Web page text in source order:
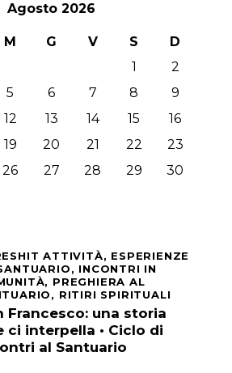
Agosto 2026
M G V S
D
1
2
5 6 7 8
9
12 13 14 15
16
19 20 21 22
23
26 27 28 29
30
ATTIVITÀ, ESPERIENZE
INCONTRI IN
PREGHIERA AL
RITIRI SPIRITUALI
Francesco: una storia
ci interpella • Ciclo di
al Santuario